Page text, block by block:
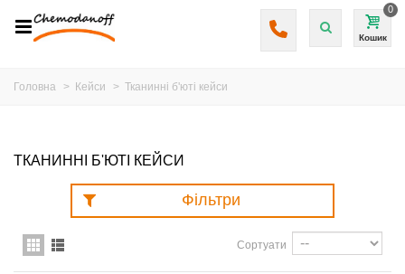
Кошик
0
Головна > Кейси > Тканинні б'юті кейси
ТКАНИННІ Б'ЮТІ КЕЙСИ
Фільтри
Сортуати